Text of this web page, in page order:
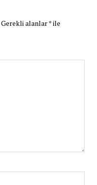
Gerekli alanlar*ile